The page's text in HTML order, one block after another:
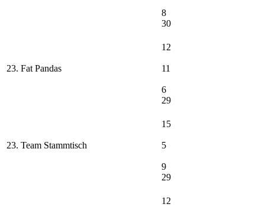
8
30
23. Fat Pandas
12
11
6
29
23. Team Stammtisch
15
5
9
29
12